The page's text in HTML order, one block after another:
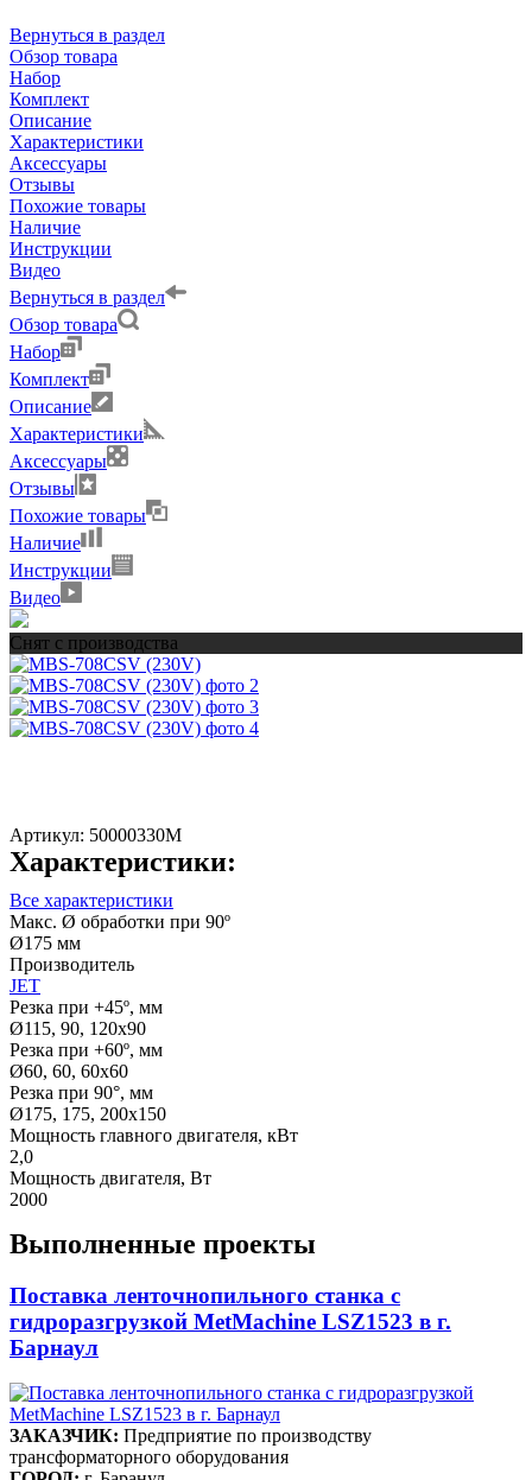
Вернуться в раздел
Обзор товара
Набор
Комплект
Описание
Характеристики
Аксессуары
Отзывы
Похожие товары
Наличие
Инструкции
Видео
Вернуться в раздел
Обзор товара
Набор
Комплект
Описание
Характеристики
Аксессуары
Отзывы
Похожие товары
Наличие
Инструкции
Видео
Снят с производства
Артикул: 50000330M
Характеристики:
Все характеристики
Макс. Ø обработки при 90º
Ø175 мм
Производитель
JET
Резка при +45º, мм
Ø115, 90, 120x90
Резка при +60º, мм
Ø60, 60, 60x60
Резка при 90°, мм
Ø175, 175, 200х150
Мощность главного двигателя, кВт
2,0
Мощность двигателя, Вт
2000
Выполненные проекты
Поставка ленточнопильного станка c
гидроразгрузкой MetMachine LSZ1523 в г.
Барнаул
ЗАКАЗЧИК: Предприятие по производству
трансформаторного оборудования